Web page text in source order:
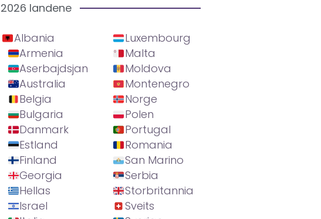
2026 landene
Albania
Armenia
Aserbajdsjan
Australia
Belgia
Bulgaria
Danmark
Estland
Finland
Georgia
Hellas
Israel
Luxembourg
Malta
Moldova
Montenegro
Norge
Polen
Portugal
Romania
San Marino
Serbia
Storbritannia
Sveits